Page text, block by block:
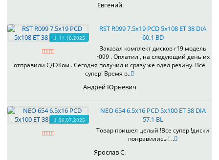
Евгений
11.10.2025
RST R099 7.5x19 PCD 5x108 ET 38 DIA
60.1 BD
Заказал комплект дисков r19 модель
r099 . Оплатил , на следующий день их
отправили СДЭКом . Сегодня получил и сразу же одел резину. Всё
супер! Время в..
Андрей Юрьевич
06.07.2025
NEO 654 6.5x16 PCD 5x100 ET 38 DIA
57.1 BL
Товар пришел целый !Все супер !диски
понравились ! ..
Ярослав С.